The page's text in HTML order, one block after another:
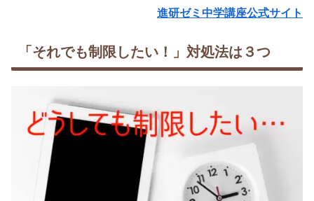
進研ゼミ中学講座公式サイト
「それでも制限したい！」対処法は３つ